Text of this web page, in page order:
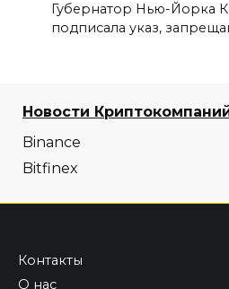
Губернатор Нью-Йорка
подписала указ,
Новости
Binance
Bitfinex
Контакты
О нас